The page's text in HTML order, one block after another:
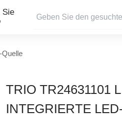
Sie
Quelle
TRIO TR24631101
INTEGRIERTE